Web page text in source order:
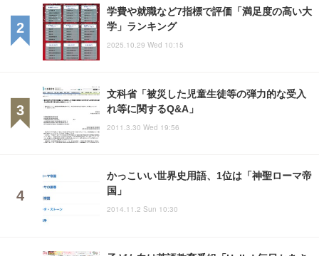
学費や就職など7指標で評価「満足度の高い大
学」ランキング
2025.10.29 Wed 10:15
文科省「被災した児童生徒等の弾力的な受入
れ等に関するQ&A」
2011.3.30 Wed 19:56
かっこいい世界史用語、1位は「神聖ローマ帝
国」
2014.11.2 Sun 10:30